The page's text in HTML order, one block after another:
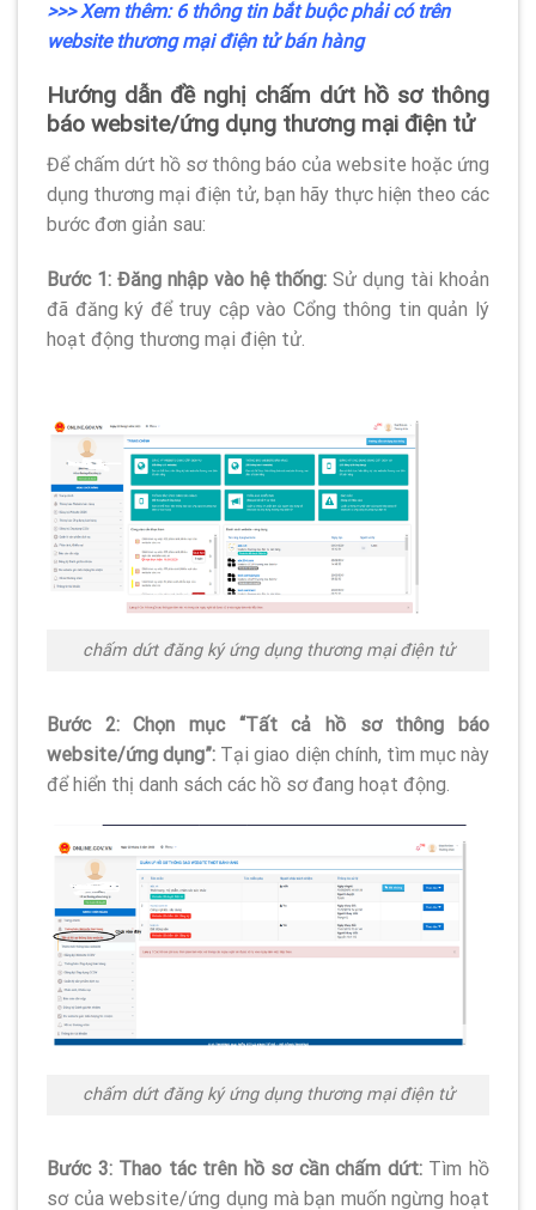
>>> Xem thêm: 6 thông tin bắt buộc phải có trên
website thương mại điện tử bán hàng
Hướng dẫn đề nghị chấm dứt hồ sơ thông
báo website/ứng dụng thương mại điện tử
Để chấm dứt hồ sơ thông báo của website hoặc ứng
dụng thương mại điện tử, bạn hãy thực hiện theo các
bước đơn giản sau:
Bước 1: Đăng nhập vào hệ thống: Sử dụng tài khoản
đã đăng ký để truy cập vào Cổng thông tin quản lý
hoạt động thương mại điện tử.
chấm dứt đăng ký ứng dụng thương mại điện tử
Bước 2: Chọn mục “Tất cả hồ sơ thông báo
website/ứng dụng”: Tại giao diện chính, tìm mục này
để hiển thị danh sách các hồ sơ đang hoạt động.
chấm dứt đăng ký ứng dụng thương mại điện tử
Bước 3: Thao tác trên hồ sơ cần chấm dứt:Tìm hồ
sơ của website/ứng dụng mà bạn muốn ngừng hoạt